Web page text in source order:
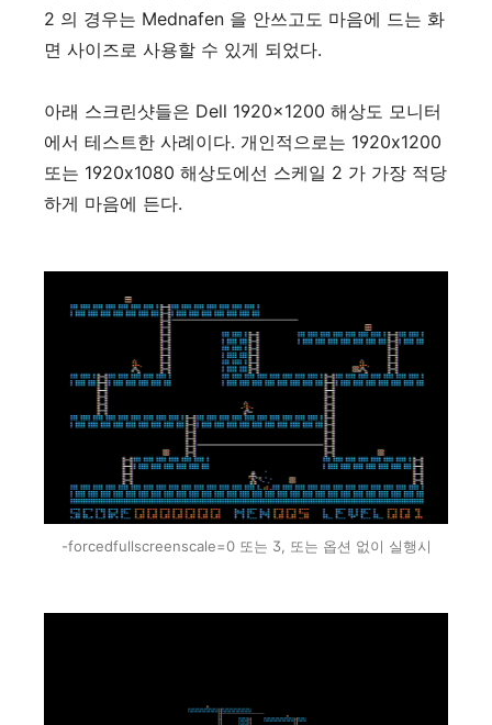
2 의 경우는 Mednafen 을 안쓰고도 마음에 드는 화
면 사이즈로 사용할 수 있게 되었다.
아래 스크린샷들은 Dell 1920x1200 해상도 모니터
에서 테스트한 사례이다. 개인적으로는 1920x1200
또는 1920x1080 해상도에선 스케일 2 가 가장 적당
하게 마음에 든다.
-forcedfullscreenscale=0 또는 3, 또는 옵션 없이 실행시